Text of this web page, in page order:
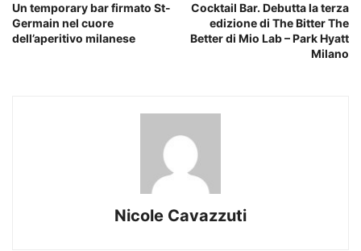
Un temporary bar firmato St-
Germain nel cuore
dell’aperitivo milanese
Cocktail Bar. Debutta la terza
edizione di The Bitter The
Better di Mio Lab – Park Hyatt
Milano
Nicole Cavazzuti